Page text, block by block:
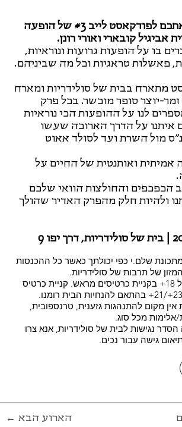
שמחות להזמין אתכם לפודקאסט לייב #3 של הופעה
אביגיל קובארי ואורי רונן.
בו על הופעות גרועות ונוראיות,
פאשלות טראגיות וכל מה שביניהם.
מתארח בבית של סולידריות ומארח
זמר-יוצר סופר מוכשר. בכל פרק
לנו על ההופעות הכי נוראיות
איתנו על הדרך הארוכה שעשו
מול השרת ועד לסולד אאוט
אמיתית ואותנטית של החיים על
הכפכפים והחולצות הוואי שלכם
ולהיות חלק מהפרק האדיר שהולך
שלם.י כפי יכולתך כאשר כל ההכנסות
של תרבות של סולידריות.
*תתאפשר כניסה של 18+ בקניית כרטיסים מראש. קניית כרטיס
אין מקום להתנהגות גזענית, טרנספובית,
אלימות מכל סוג.
הסדר נגישות לבית של סולידריות, אנא צרו
גישה עבור נכים.
← הארוע הבא